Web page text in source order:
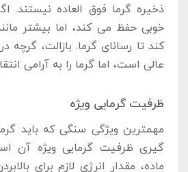
ذخیره گرما فوق العاده نیستند.
خوبی حفظ می ‌کند، اما بیشتر
‌کند تا رسانای گرما. بازالت، گرچه
عالی است، اما گرما را به آرامی
ظرفیت گرمایی ویژه
مهمترین ویژگی سنگی که باید
‌گیری ظرفیت گرمایی ویژه آن
ماده، مقدار انرژی لازم برای